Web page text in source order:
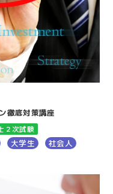
徹底対策講座
２次試験
大学生 社会人